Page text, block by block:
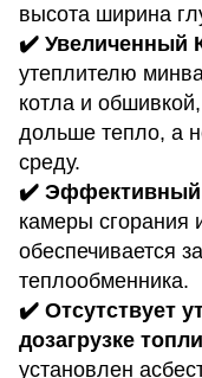
высота ширина
✔️ Увеличенный
утеплителю
котла и
дольше тепло, а
среду.
✔️ Эффективный
камеры сгорания
обеспечивается
теплообменника.
✔️ Отсутствует
дозагрузке
установлен